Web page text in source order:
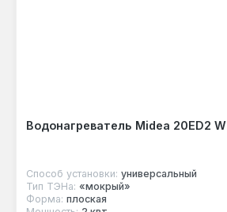
Водонагреватель Midea 20ED2 W
Способ установки: универсальный
Тип ТЭНа: «мокрый»
Форма: плоская